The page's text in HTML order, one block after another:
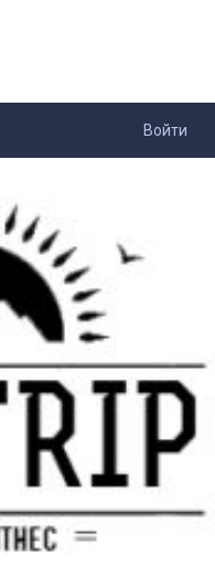
Войти